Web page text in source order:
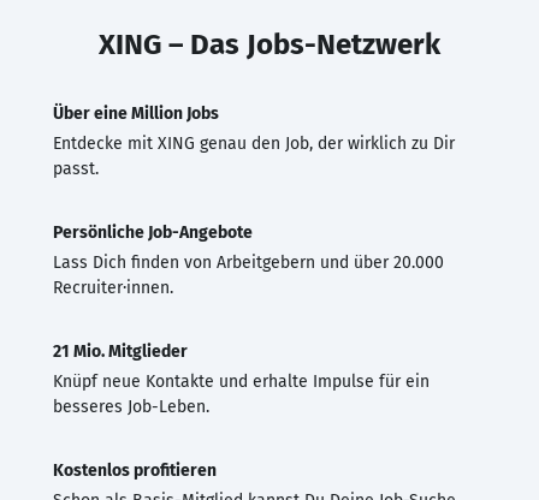
XING – Das Jobs-Netzwerk
Über eine Million Jobs
Entdecke mit XING genau den Job, der wirklich zu Dir
passt.
Persönliche Job-Angebote
Lass Dich finden von Arbeitgebern und über 20.000
Recruiter·innen.
21 Mio. Mitglieder
Knüpf neue Kontakte und erhalte Impulse für ein
besseres Job-Leben.
Kostenlos profitieren